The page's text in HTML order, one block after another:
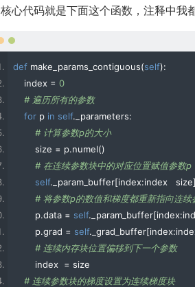
        config
.hidden_dropout_ratio,
        config
)
return
args
def train(model, inputs, masks
'''训练过程'''
    model
.to(device= "cuda:0")
    model
.train()
contiguous:
        parameters
= ContiguousParams(
        opt
= torch.optim.Adam(parameters.
else :
        opt
= torch.optim
核心代码就是下面这个函数，注释中我
def make_params_contiguous(self):
    index
= 0
# 遍历所有的参数
for p in self. _parameters:
# 计算参数p的大小
        size
= p.numel()
# 在连续参数块中的对应位置赋值参数p
self. _param_buffer[index:index   size]
# 将参数p的数值和梯度都重新指向连
        p
.data = self. _param_buffer[index:
        p
.grad = self. _grad_buffer[index:
# 连续内存块位置偏移到下一个参数
        index
= size
# 连续参数块的梯度设置为连续梯度块